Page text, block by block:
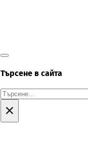
Търсене в сайта
Търсене
×